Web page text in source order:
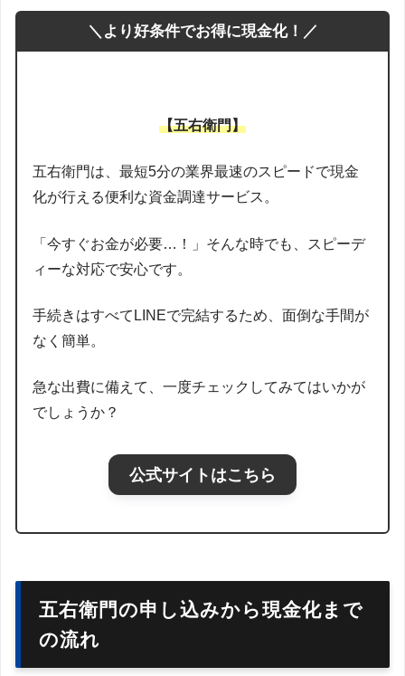
＼より好条件でお得に現金化！／
【五右衛門】
五右衛門は、最短5分の業界最速のスピードで現金
化が行える便利な資金調達サービス。
「今すぐお金が必要…！」そんな時でも、スピーデ
ィーな対応で安心です。
手続きはすべてLINEで完結するため、面倒な手間が
なく簡単。
急な出費に備えて、一度チェックしてみてはいかが
でしょうか？
公式サイトはこちら
五右衛門の申し込みから現金化まで
の流れ